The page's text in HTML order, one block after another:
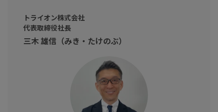
トライオン株式会社
代表取締役社長
三木 雄信（みき・たけのぶ）